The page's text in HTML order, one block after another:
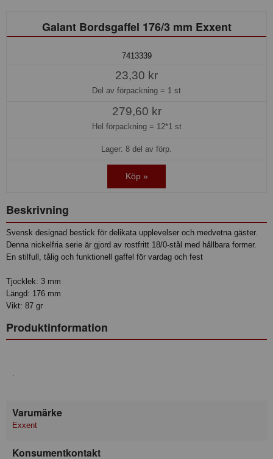
Galant Bordsgaffel 176/3 mm Exxent
7413339
23,30 kr
Del av förpackning = 1 st
279,60 kr
Hel förpackning = 12*1 st
Lager: 8 del av förp.
Köp »
Beskrivning
Svensk designad bestick för delikata upplevelser och medvetna gäster.
Denna nickelfria serie är gjord av rostfritt 18/0-stål med hållbara former.
En stilfull, tålig och funktionell gaffel för vardag och fest
Tjocklek: 3 mm
Längd: 176 mm
Vikt: 87 gr
Produktinformation
.
Varumärke
Exxent
Konsumentkontakt